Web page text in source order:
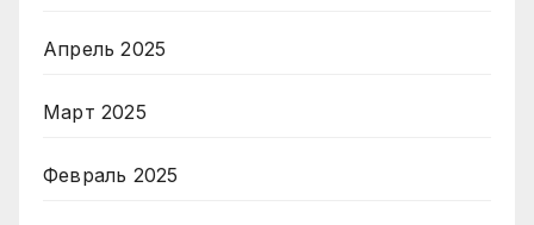
Апрель 2025
Март 2025
Февраль 2025